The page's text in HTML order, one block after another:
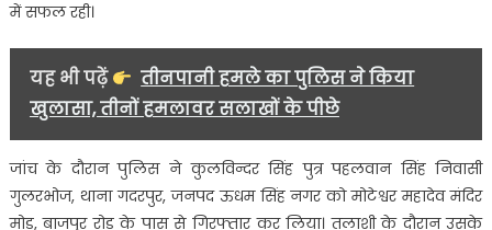
में सफल रही।
यह भी पढ़ें
तीनपानी हमले का पुलिस ने किया
खुलासा, तीनों हमलावर सलाखों के पीछे
जांच के दौरान पुलिस ने कुलविन्दर सिंह पुत्र पहलवान सिंह निवासी
गुलरभोज, थाना गदरपुर, जनपद ऊधम सिंह नगर को मोटेश्वर महादेव मंदिर
मोड़, बाजपुर रोड के पास से गिरफ्तार कर लिया। तलाशी के दौरान उसके